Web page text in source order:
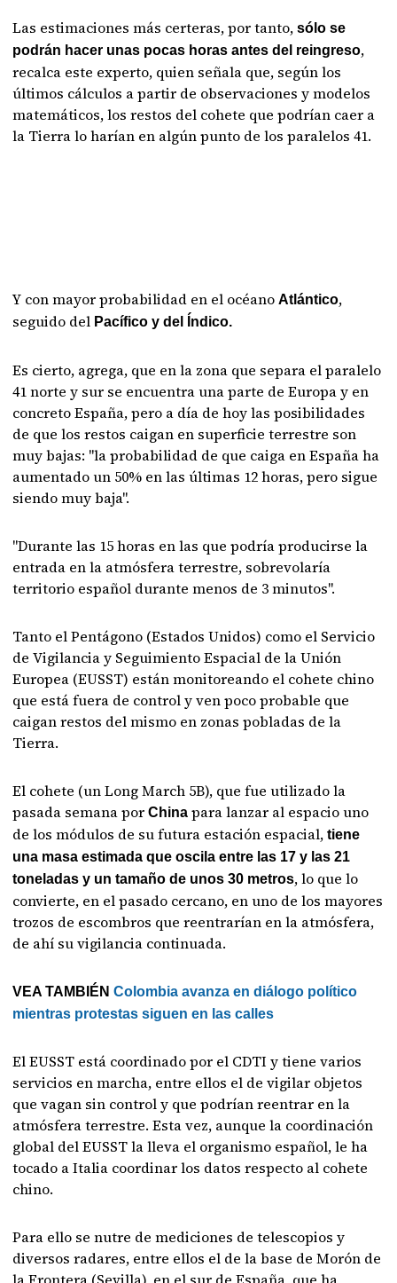
Las estimaciones más certeras, por tanto, sólo se
podrán hacer unas pocas horas antes del reingreso,
recalca este experto, quien señala que, según los
últimos cálculos a partir de observaciones y modelos
matemáticos, los restos del cohete que podrían caer a
la Tierra lo harían en algún punto de los paralelos 41.
Y con mayor probabilidad en el océanoAtlántico,
seguido del Pacífico y del Índico.
Es cierto, agrega, que en la zona que separa el paralelo
41 norte y sur se encuentra una parte de Europa y en
concreto España, pero a día de hoy las posibilidades
de que los restos caigan en superficie terrestre son
muy bajas: "la probabilidad de que caiga en España ha
aumentado un 50% en las últimas 12 horas, pero sigue
siendo muy baja".
"Durante las 15 horas en las que podría producirse la
entrada en la atmósfera terrestre, sobrevolaría
territorio español durante menos de 3 minutos".
Tanto el Pentágono (Estados Unidos) como el Servicio
de Vigilancia y Seguimiento Espacial de la Unión
Europea (EUSST) están monitoreando el cohete chino
que está fuera de control y ven poco probable que
caigan restos del mismo en zonas pobladas de la
Tierra.
El cohete (un Long March 5B), que fue utilizado la
pasada semana porChinapara lanzar al espacio uno
de los módulos de su futura estación espacial,tiene
una masa estimada que oscila entre las 17 y las 21
toneladas y un tamaño de unos 30 metros, lo que lo
convierte, en el pasado cercano, en uno de los mayores
trozos de escombros que reentrarían en la atmósfera,
de ahí su vigilancia continuada.
VEA TAMBIÉNColombia avanza en diálogo político
mientras protestas siguen en las calles
El EUSST está coordinado por el CDTI y tiene varios
servicios en marcha, entre ellos el de vigilar objetos
que vagan sin control y que podrían reentrar en la
atmósfera terrestre. Esta vez, aunque la coordinación
global del EUSST la lleva el organismo español, le ha
tocado a Italia coordinar los datos respecto al cohete
chino.
Para ello se nutre de mediciones de telescopios y
diversos radares, entre ellos el de la base de Morón de